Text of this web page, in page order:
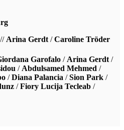
Arina Gerdt /Caroline Tröder
Garofalo / Arina Gerdt /
/ Abdulsamed Mehmed /
/Diana Palancia /Sion Park /
/Fiory Lucija Tecleab /